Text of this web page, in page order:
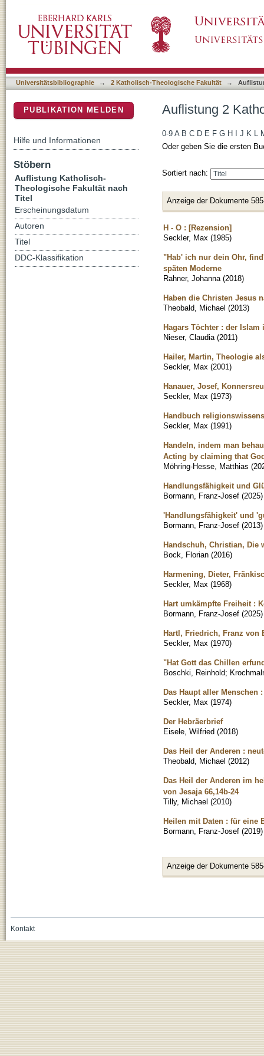
Universitätsbibliographie → 2 Katholisch-Theologische Fakultät →
Auflistung 2
0-9 A B C D E F G H J K L
Oder geben Sie die ersten
Sortiert nach:
Anzeige der Dokumente
H - O : [Rezension]
Seckler, Max (1985)
"Hab' ich nur dein Ohr,
späten Moderne
Rahner, Johanna (2018)
Haben die Christen Jesus
Theobald, Michael (2013)
Hagars Töchter : der Islam
Nieser, Claudia (2011)
Hailer, Martin, Theologie
Seckler, Max (2001)
Hanauer, Josef,
Seckler, Max (1973)
Handbuch
Seckler, Max (1991)
Handeln, indem man
Acting by claiming that
Möhring-Hesse, Matthias (
Handlungsfähigkeit und
Bormann, Franz-Josef (2025)
'Handlungsfähigkeit' und
Bormann, Franz-Josef (2013)
Handschuh, Christian, Die
Bock, Florian (2016)
Harmening, Dieter,
Seckler, Max (1968)
Hart umkämpfte Freiheit :
Bormann, Franz-Josef (2025)
Hartl, Friedrich, Franz von
Seckler, Max (1970)
"Hat Gott das Chillen
Boschki, Reinhold;
Das Haupt aller Menschen
Seckler, Max (1974)
Der Hebräerbrief
Eisele, Wilfried (2018)
Das Heil der Anderen :
Theobald, Michael (2012)
Das Heil der Anderen im
von Jesaja 66,14b-24
Tilly, Michael (2010)
Heilen mit Daten : für eine
Bormann, Franz-Josef (2019)
Anzeige der Dokumente
PUBLIKATION MELDEN
Hilfe und Informationen
Stöbern
Auflistung Katholisch-
Theologische Fakultät nach
Titel
Erscheinungsdatum
Autoren
Titel
DDC-Klassifikation
Kontakt